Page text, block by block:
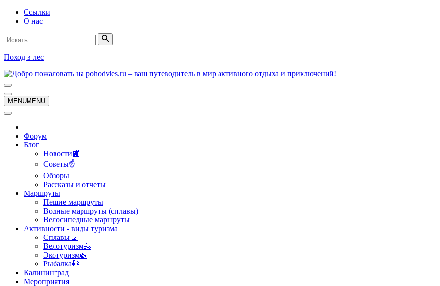
Ссылки
О нас
Искать...
Поход в лес
Меню
навигации
Меню
навигации
MENUMENU
Форум
Блог
Новости📰
Советы☝
Обзоры
Рассказы и отчеты
Маршруты
Пешие маршруты
Водные маршруты (сплавы)
Велосипедные маршруты
Активности - виды туризма
Сплавы🚣
Велотуризм🚴
Экотуризм🌿
Рыбалка🎣
Калининград
Мероприятия